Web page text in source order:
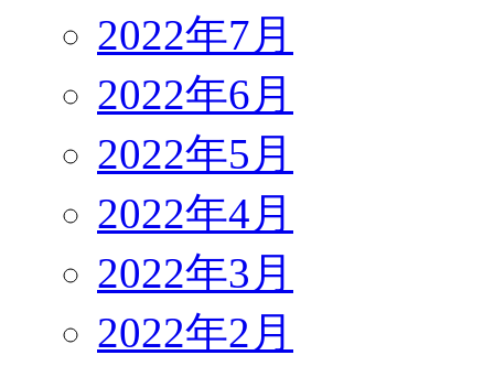
2022年7月
2022年6月
2022年5月
2022年4月
2022年3月
2022年2月